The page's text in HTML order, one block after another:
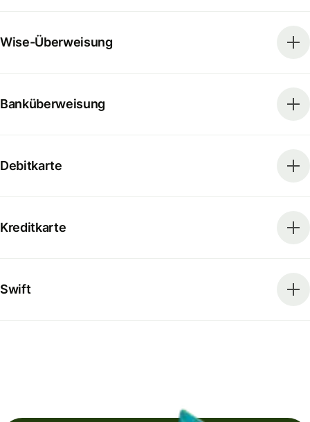
Wise-Überweisung
Banküberweisung
Debitkarte
Kreditkarte
Swift